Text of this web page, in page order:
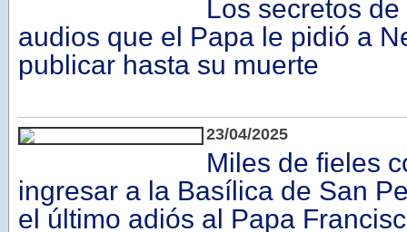
Los secretos
audios que el Papa le pidió a
publicar hasta su muerte
23/04/2025
Miles de fieles
ingresar a la Basílica de San
el último adiós al Papa